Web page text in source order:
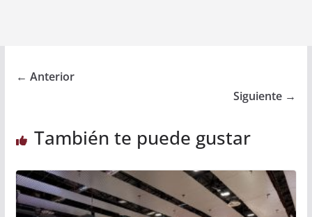
← Anterior
Siguiente →
También te puede gustar